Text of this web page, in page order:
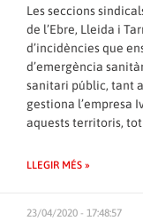
Les seccions
de l’Ebre, Lleida i
d’incidències que
d’emergència
sanitari públic, tant
gestiona l’empresa
aquests territoris,
LLEGIR MÉS »
23/04/2020 - 17:48:57